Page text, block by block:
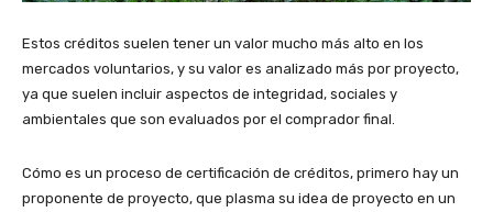
Estos créditos suelen tener un valor mucho más alto en los
mercados voluntarios, y su valor es analizado más por proyecto,
ya que suelen incluir aspectos de integridad, sociales y
ambientales que son evaluados por el comprador final.
Cómo es un proceso de certificación de créditos, primero hay un
proponente de proyecto, que plasma su idea de proyecto en un